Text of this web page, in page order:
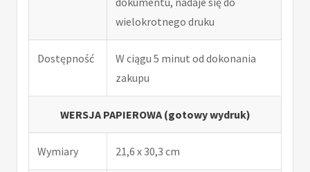
wielokrotnego druku
Dostępność
W ciągu 5 minut od dokonania
zakupu
WERSJA PAPIEROWA (gotowy wydruk)
Wymiary 21,6 x 30,3 cm